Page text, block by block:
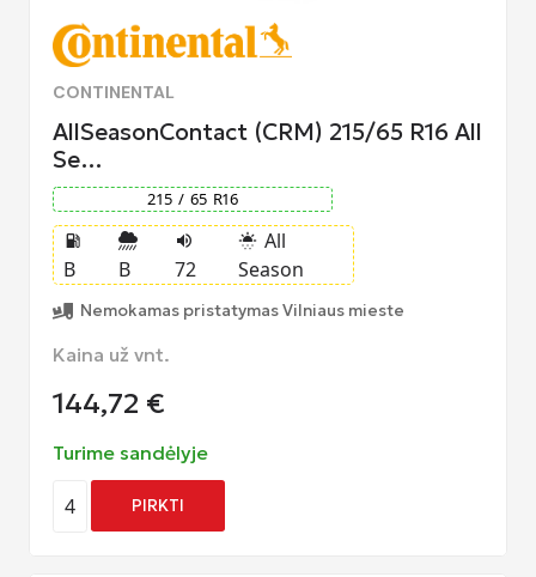
CONTINENTAL
AllSeasonContact (CRM) 215/65 R16 All
Se…
215 / 65 R16
local_gas_station
B B
volume_up
72
sunny_snowing All
Season
Nemokamas pristatymas Vilniaus mieste
Kaina už vnt.
144,72 €
Turime sandėlyje
4 PIRKTI